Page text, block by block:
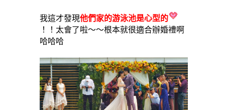
我這才發現他們家的游泳池是心型的
！！太會了啦～～根本就很適合辦婚禮啊
哈哈哈